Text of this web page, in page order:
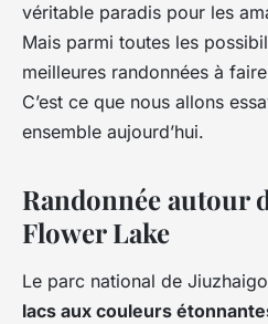
véritable paradis pour les
Mais parmi toutes les
meilleures randonnées à
C’est ce que nous allons
ensemble aujourd’hui.
Randonnée autour
Flower Lake
Le parc national de
lacs aux couleurs